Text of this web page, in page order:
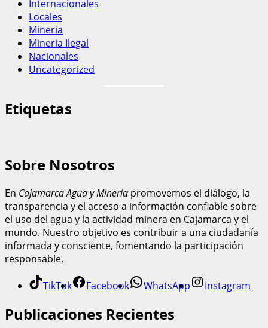
Internacionales
Locales
Mineria
Mineria Ilegal
Nacionales
Uncategorized
Etiquetas
Sobre Nosotros
En Cajamarca Agua y Minería promovemos el diálogo, la
transparencia y el acceso a información confiable sobre
el uso del agua y la actividad minera en Cajamarca y el
mundo. Nuestro objetivo es contribuir a una ciudadanía
informada y consciente, fomentando la participación
responsable.
TikTok Facebook WhatsApp Instagram
Publicaciones Recientes